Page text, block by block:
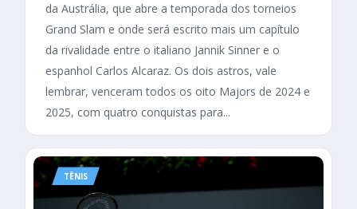
da Austrália, que abre a temporada dos torneios
Grand Slam e onde será escrito mais um capítulo
da rivalidade entre o italiano Jannik Sinner e o
espanhol Carlos Alcaraz. Os dois astros, vale
lembrar, venceram todos os oito Majors de 2024 e
2025, com quatro conquistas para...
TÊNIS